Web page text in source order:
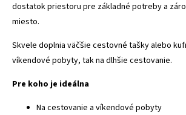
dostatok priestoru pre základné potreby a
miesto.
Skvele doplnia väčšie cestovné tašky alebo
víkendové pobyty, tak na dlhšie cestovanie.
Pre koho je ideálna
Na cestovanie a víkendové pobyty